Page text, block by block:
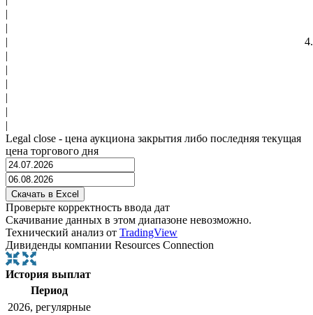
|
|
|
|
|
|
|
|
|
Legal close - цена аукциона закрытия либо последняя текущая
цена торгового дня
Проверьте корректность ввода дат
Скачивание данных в этом диапазоне невозможно.
Технический анализ от TradingView
Дивиденды компании Resources Connection
История выплат
Период
2026, регулярные